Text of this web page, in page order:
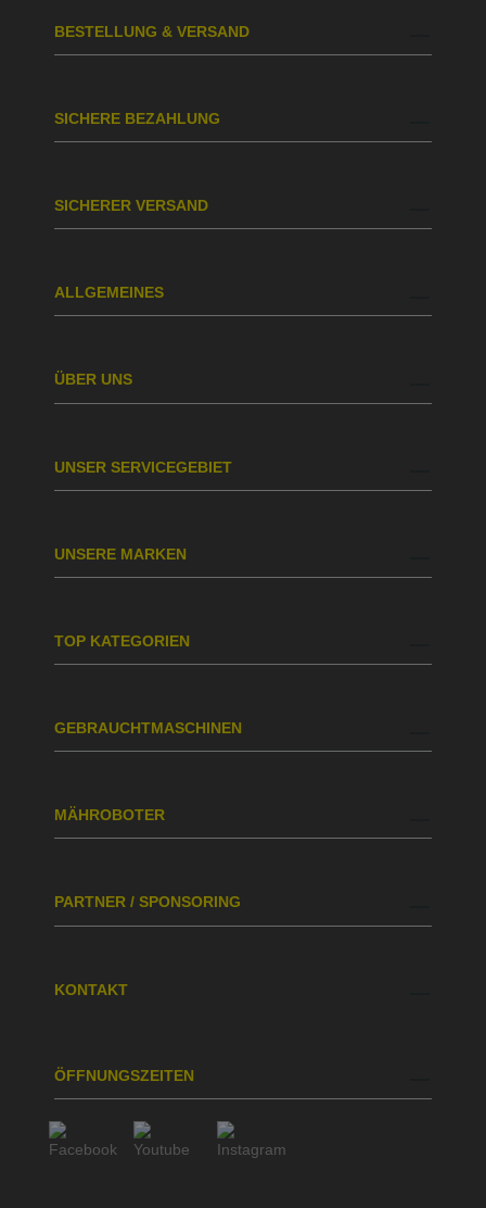
BESTELLUNG & VERSAND
SICHERE BEZAHLUNG
SICHERER VERSAND
ALLGEMEINES
ÜBER UNS
UNSER SERVICEGEBIET
UNSERE MARKEN
TOP KATEGORIEN
GEBRAUCHTMASCHINEN
MÄHROBOTER
PARTNER / SPONSORING
KONTAKT
ÖFFNUNGSZEITEN